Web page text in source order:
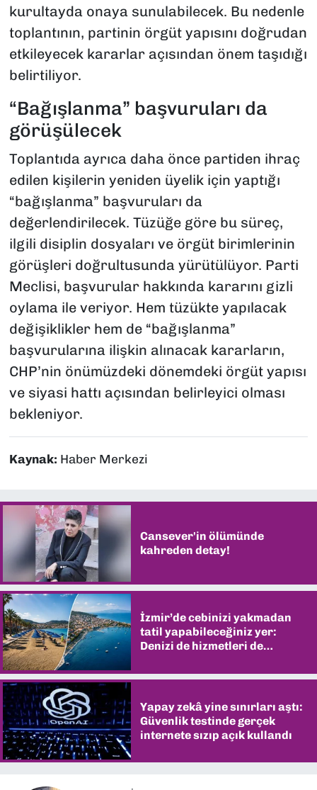
kurultayda onaya sunulabilecek. Bu nedenle
toplantının, partinin örgüt yapısını doğrudan
etkileyecek kararlar açısından önem taşıdığı
belirtiliyor.
“Bağışlanma” başvuruları da
görüşülecek
Toplantıda ayrıca daha önce partiden ihraç
edilen kişilerin yeniden üyelik için yaptığı
“bağışlanma” başvuruları da
değerlendirilecek. Tüzüğe göre bu süreç,
ilgili disiplin dosyaları ve örgüt birimlerinin
görüşleri doğrultusunda yürütülüyor. Parti
Meclisi, başvurular hakkında kararını gizli
oylama ile veriyor. Hem tüzükte yapılacak
değişiklikler hem de “bağışlanma”
başvurularına ilişkin alınacak kararların,
CHP’nin önümüzdeki dönemdeki örgüt yapısı
ve siyasi hattı açısından belirleyici olması
bekleniyor.
Kaynak: Haber Merkezi
Cansever'in ölümünde
kahreden detay!
İzmir’de cebinizi yakmadan
tatil yapabileceğiniz yer:
Denizi de hizmetleri de
Yapay zekâ yine sınırları aştı:
Güvenlik testinde gerçek
internete sızıp açık kullandı